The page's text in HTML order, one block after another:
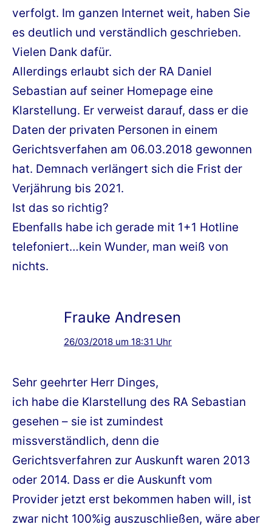
verfolgt. Im ganzen Internet weit, haben Sie
es deutlich und verständlich geschrieben.
Vielen Dank dafür.
Allerdings erlaubt sich der RA Daniel
Sebastian auf seiner Homepage eine
Klarstellung. Er verweist darauf, dass er die
Daten der privaten Personen in einem
Gerichtsverfahen am 06.03.2018 gewonnen
hat. Demnach verlängert sich die Frist der
Verjährung bis 2021.
Ist das so richtig?
Ebenfalls habe ich gerade mit 1+1 Hotline
telefoniert…kein Wunder, man weiß von
nichts.
Frauke Andresen
26/03/2018 um 18:31 Uhr
Sehr geehrter Herr Dinges,
ich habe die Klarstellung des RA Sebastian
gesehen – sie ist zumindest
missverständlich, denn die
Gerichtsverfahren zur Auskunft waren 2013
oder 2014. Dass er die Auskunft vom
Provider jetzt erst bekommen haben will, ist
zwar nicht 100%ig auszuschließen, wäre aber